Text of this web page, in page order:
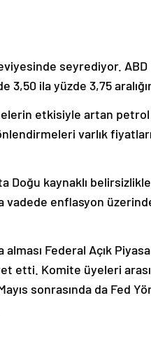
seyrediyor. ABD
ila yüzde 3,75
etkisiyle artan petrol
varlık
Doğu kaynaklı
vadede enflasyon
alması Federal Açık
etti. Komite üyeleri
Mayıs sonrasında da Fed